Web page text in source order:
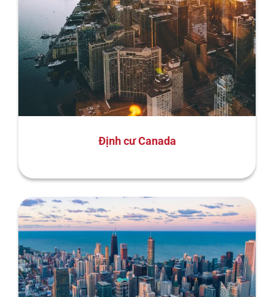
Định cư Canada